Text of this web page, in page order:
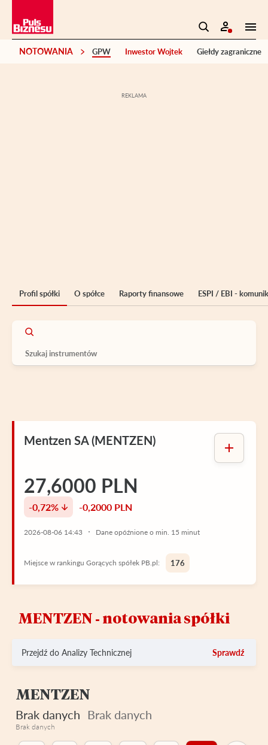
NOTOWANIA GPW Inwestor Wojtek Giełdy zagraniczne
Profil spółki O spółce Raporty finansowe ESPI / EBI -
Mentzen SA (MENTZEN)
27,6000 PLN
-0,72% -0,2000 PLN
2026-08-06 14:43 Dane opóźnione o min. 15 minut
Miejsce w rankingu Gorących spółek PB.pl: 176
MENTZEN ‑ notowania spółki
Przejdź do Analizy Technicznej Sprawdź
MENTZEN
Brak danych Brak danych
Brak danych